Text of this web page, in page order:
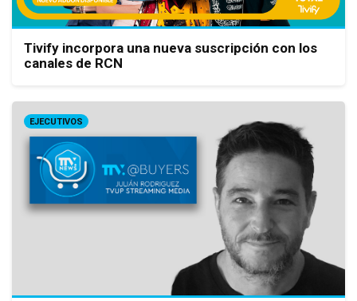
Tivify incorpora una nueva suscripción con los
canales de RCN
EJECUTIVOS